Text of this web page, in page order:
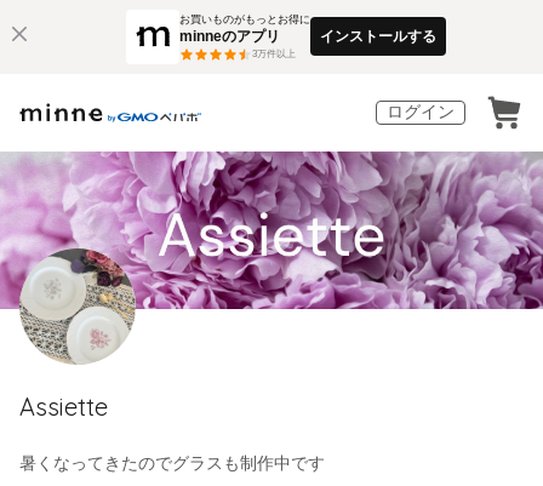
お買いものがもっとお得に
minneのアプリ
3万件以上
インストールする
ログイン
Assiette
暑くなってきたのでグラスも制作中です